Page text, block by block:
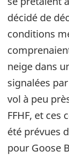
décidé de
conditions
neige dans
signalées
vol à peu
FFHF, et
été prévues
pour Goose